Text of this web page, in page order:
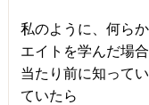
私のように、何ら
エイトを学んだ場合
当たり前に知って
ていたら